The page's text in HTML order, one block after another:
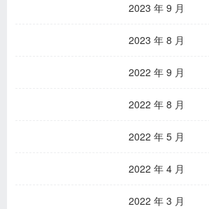
2023 年 9 月
2023 年 8 月
2022 年 9 月
2022 年 8 月
2022 年 5 月
2022 年 4 月
2022 年 3 月